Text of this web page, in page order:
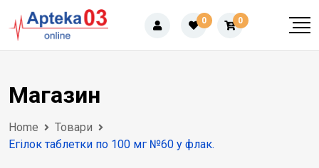
to
content
0 0
Магазин
Home
Товари
Егілок таблетки по 100 мг №60 у флак.